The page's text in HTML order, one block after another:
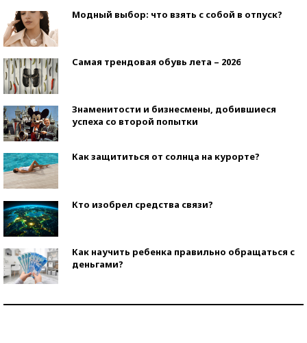
Модный выбор: что взять с собой в отпуск?
Самая трендовая обувь лета – 2026
Знаменитости и бизнесмены, добившиеся
успеха со второй попытки
Как защититься от солнца на курорте?
Кто изобрел средства связи?
Как научить ребенка правильно обращаться с
деньгами?